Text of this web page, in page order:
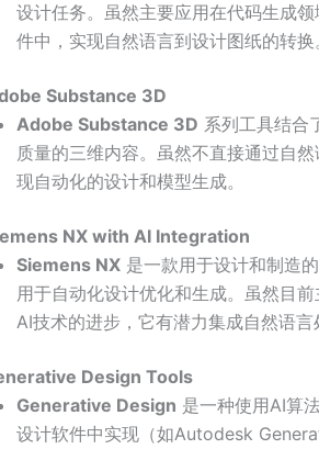
设计任务。虽然主要应用在代码生成
件中，实现自然语言到设计图纸的转换
Substance 3D
Adobe Substance 3D 系列工具结合
质量的三维内容。虽然不直接通过自
现自动化的设计和模型生成。
NX with AI Integration
Siemens NX是一款用于设计和制造
用于自动化设计优化和生成。虽然目
AI技术的进步，它有潜力集成自然语言
Design Tools
Generative Design 是一种使用AI算
设计软件中实现（如Autodesk